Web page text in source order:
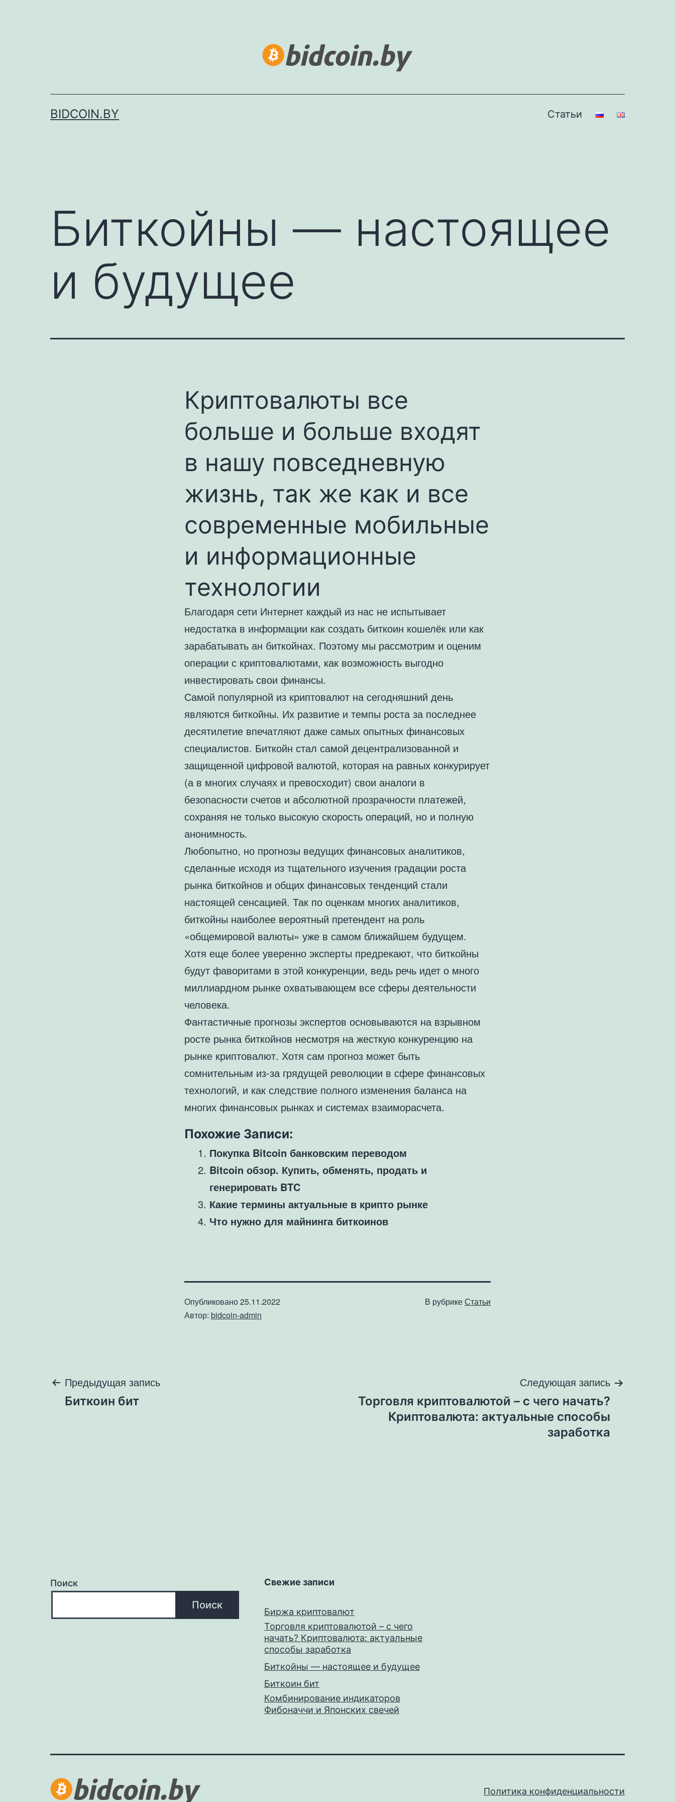
BIDCOIN.BY Статьи
Биткойны — настоящее
и будущее
Криптовалюты все
больше и больше входят
в нашу повседневную
жизнь, так же как и все
современные мобильные
и информационные
технологии
Благодаря сети Интернет каждый из нас не испытывает
недостатка в информации как создать биткоин кошелёк или как
зарабатывать ан биткойнах. Поэтому мы рассмотрим и оценим
операции с криптовалютами, как возможность выгодно
инвестировать свои финансы.
Самой популярной из криптовалют на сегодняшний день
являются биткойны. Их развитие и темпы роста за последнее
десятилетие впечатляют даже самых опытных финансовых
специалистов. Биткойн стал самой децентрализованной и
защищенной цифровой валютой, которая на равных конкурирует
(а в многих случаях и превосходит) свои аналоги в
безопасности счетов и абсолютной прозрачности платежей,
сохраняя не только высокую скорость операций, но и полную
анонимность.
Любопытно, но прогнозы ведущих финансовых аналитиков,
сделанные исходя из тщательного изучения градации роста
рынка биткойнов и общих финансовых тенденций стали
настоящей сенсацией. Так по оценкам многих аналитиков,
биткойны наиболее вероятный претендент на роль
«общемировой валюты» уже в самом ближайшем будущем.
Хотя еще более уверенно эксперты предрекают, что биткойны
будут фаворитами в этой конкуренции, ведь речь идет о много
миллиардном рынке охватывающем все сферы деятельности
человека.
Фантастичные прогнозы экспертов основываются на взрывном
росте рынка биткойнов несмотря на жесткую конкуренцию на
рынке криптовалют. Хотя сам прогноз может быть
сомнительным из-за грядущей революции в сфере финансовых
технологий, и как следствие полного изменения баланса на
многих финансовых рынках и системах взаиморасчета.
Похожие Записи:
Покупка Bitcoin банковским переводом
Bitcoin обзор. Купить, обменять, продать и
генерировать BTC
Какие термины актуальные в крипто рынке
Что нужно для майнинга биткоинов
Опубликовано25.11.2022
Автор: bidcoin-admin
В рубрикеСтатьи
Навигация
Предыдущая запись
Биткоин бит
Следующая запись
Торговля криптовалютой – с чего начать?
Криптовалюта: актуальные способы
заработка
Поиск
Поиск
Свежие записи
Биржа криптовалют
Торговля криптовалютой – с чего
начать? Криптовалюта: актуальные
способы заработка
Биткойны — настоящее и будущее
Биткоин бит
Комбинирование индикаторов
Фибоначчи и Японских свечей
Политика конфиденциальности